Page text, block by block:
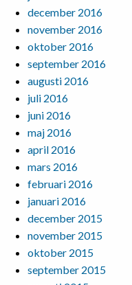
december 2016
november 2016
oktober 2016
september 2016
augusti 2016
juli 2016
juni 2016
maj 2016
april 2016
mars 2016
februari 2016
januari 2016
december 2015
november 2015
oktober 2015
september 2015